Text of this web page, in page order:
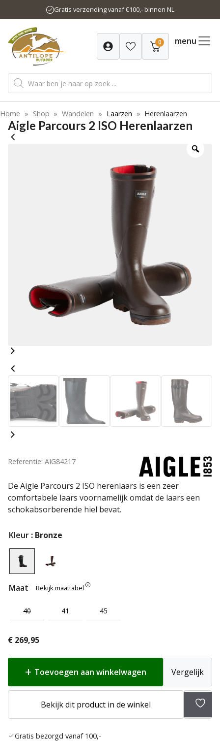
naar
inhoud
Gratis verzending vanaf €100,- binnen NL
0 menu
Producten
zoeken
Home » Shop » Wandelen » Laarzen » Herenlaarzen
Aigle Parcours 2 ISO Herenlaarzen
Referentie: AIG84217
De Aigle Parcours 2 ISO herenlaars is een zeer
comfortabele laars voornamelijk omdat de laars een
schokabsorberende hiel bevat.
Kleur : Bronze
Maat Bekijk maattabel
40 41 45
€ 269,95
Toevoegen aan winkelwagen Vergelijk
Bekijk dit product in de winkel
Gratis bezorgd vanaf 100,-